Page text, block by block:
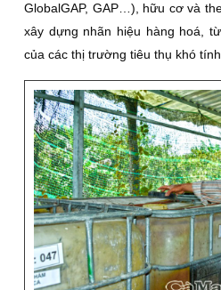
GlobalGAP, GAP…), hữu cơ và
xây dựng nhãn hiệu hàng hoá,
của các thị trường tiêu thụ khó tính.